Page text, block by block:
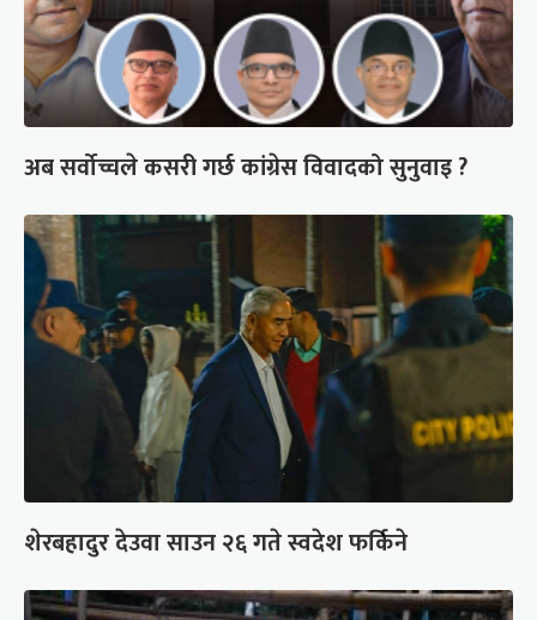
अब सर्वोच्चले कसरी गर्छ कांग्रेस विवादको सुनुवाइ ?
शेरबहादुर देउवा साउन २६ गते स्वदेश फर्किने